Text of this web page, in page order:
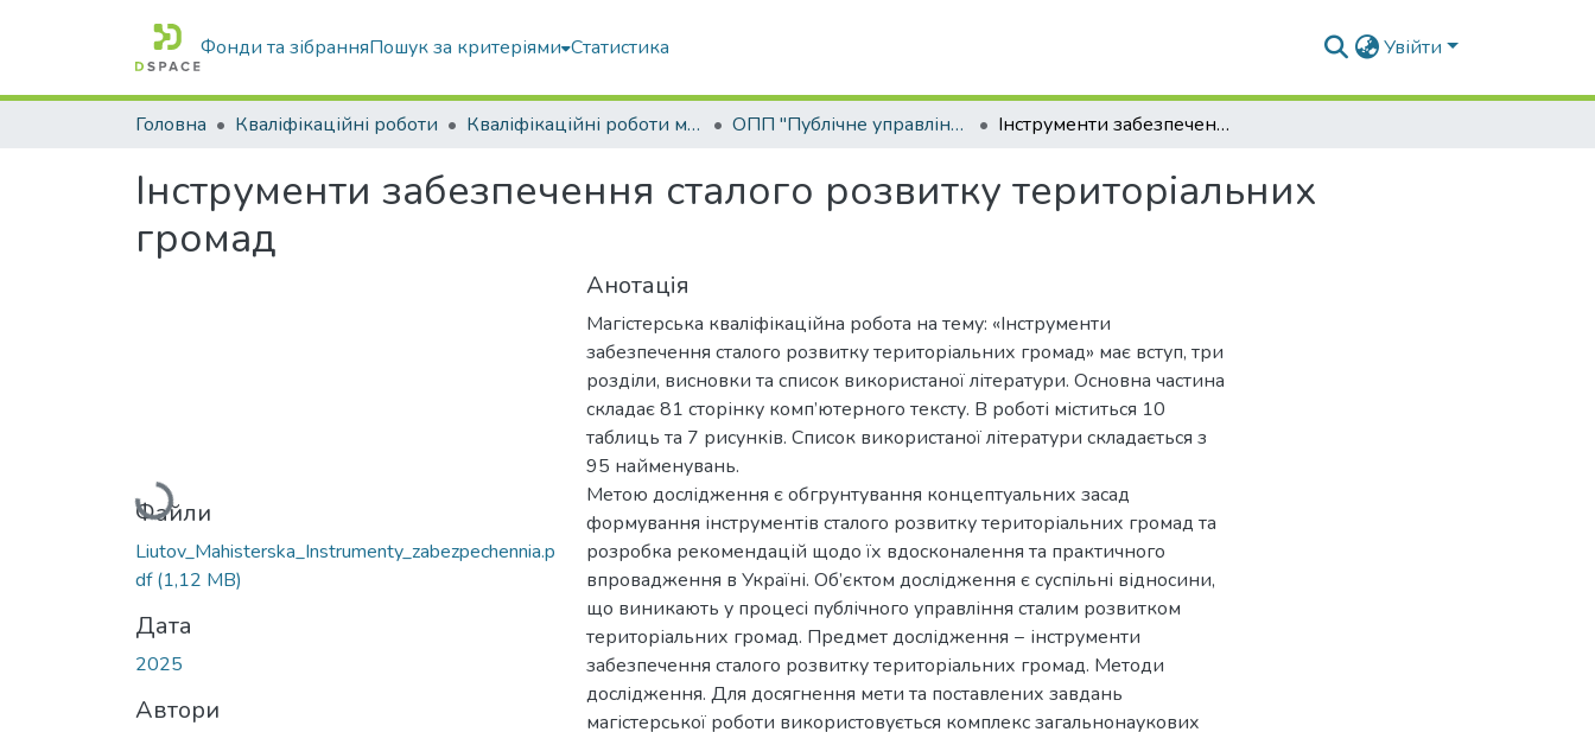
Фонди та зібранняПошук за критеріями Статистика Увійти
Головна Кваліфікаційні роботи Кваліфікаційні роботи магістрів ОПП "Публічне управління та адміністрування" Інструменти забезпечення сталого розвитку територіальних громад
Інструменти забезпечення сталого розвитку територіальних
громад
Вантажиться...
Файли
Liutov_Mahisterska_Instrumenty_zabezpechennia.p
df(1,12 MB)
Дата
2025
Автори
Анотація
Магістерська кваліфікаційна робота на тему: «Інструменти
забезпечення сталого розвитку територіальних громад» має вступ, три
розділи, висновки та список використаної літератури. Основна частина
складає 81 сторінку комп’ютерного тексту. В роботі міститься 10
таблиць та 7 рисунків. Список використаної літератури складається з
95 найменувань.
Метою дослідження є обгрунтування концептуальних засад
формування інструментів сталого розвитку територіальних громад та
розробка рекомендацій щодо їх вдосконалення та практичного
впровадження в Україні. Об’єктом дослідження є суспільні відносини,
що виникають у процесі публічного управління сталим розвитком
територіальних громад. Предмет дослідження − інструменти
забезпечення сталого розвитку територіальних громад. Методи
дослідження. Для досягнення мети та поставлених завдань
магістерської роботи використовується комплекс загальнонаукових